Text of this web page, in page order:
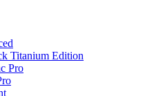
Titanium Edition
Pro